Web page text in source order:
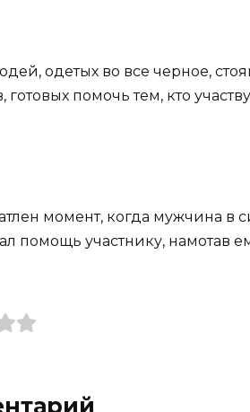
одетых во все черное,
помочь тем, кто
момент, когда мужчина в
помощь участнику, намотав